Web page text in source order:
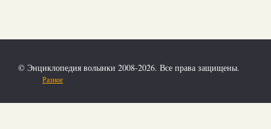
© Энциклопедия волынки 2008-2026. Все права защищены.
Разное